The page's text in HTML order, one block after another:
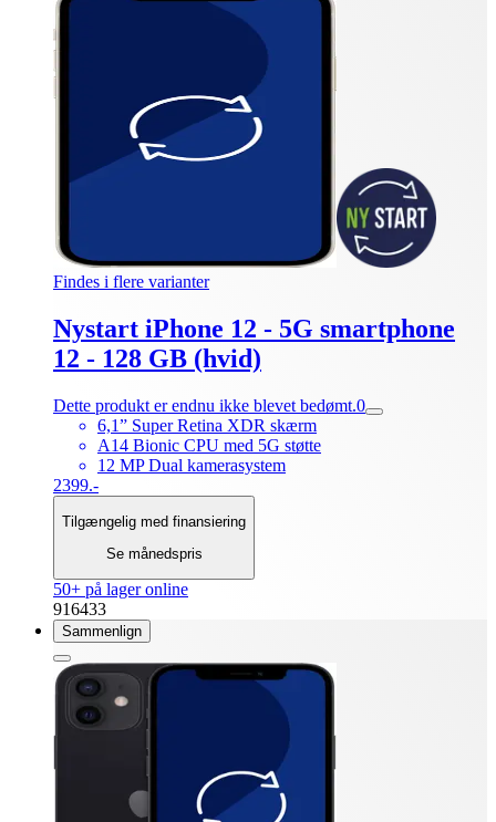
Findes i flere varianter
Nystart iPhone 12 - 5G smartphone
12 - 128 GB (hvid)
Dette produkt er endnu ikke blevet bedømt.0
6,1” Super Retina XDR skærm
A14 Bionic CPU med 5G støtte
12 MP Dual kamerasystem
2399.-
Tilgængelig med finansiering
Se månedspris
50+ på lager online
916433
Sammenlign